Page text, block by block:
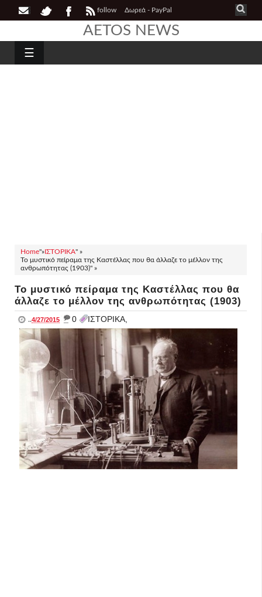
follow Δωρεά - PayPal
AETOS NEWS
☰
Home"»ΙΣΤΟΡΙΚΑ" »
Το μυστικό πείραμα της Καστέλλας που θα άλλαζε το μέλλον της
ανθρωπότητας (1903)" »
Το μυστικό πείραμα της Καστέλλας που θα
άλλαζε το μέλλον της ανθρωπότητας (1903)
..4/27/2015 _ 0 ΙΣΤΟΡΙΚΑ,